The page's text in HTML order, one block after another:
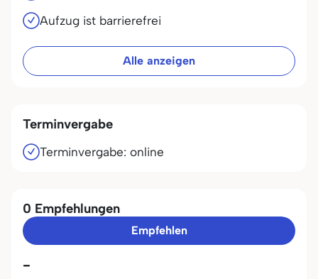
Aufzug ist barrierefrei
Alle anzeigen
Terminvergabe
Terminvergabe: online
0 Empfehlungen
Empfehlen
-